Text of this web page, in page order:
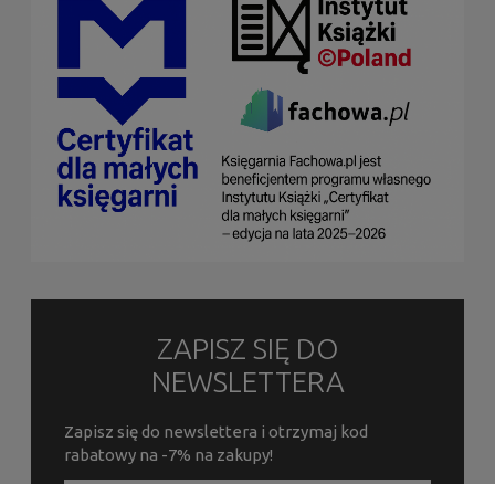
ZAPISZ SIĘ DO
NEWSLETTERA
Zapisz się do newslettera i otrzymaj kod
rabatowy na -7% na zakupy!